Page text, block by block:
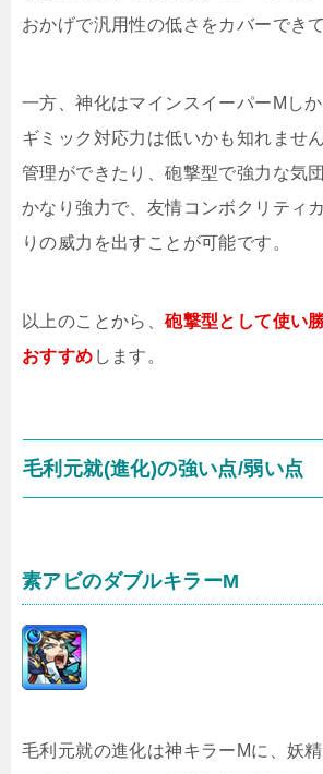
おかげで汎用性の低さをカバーでき
一方、神化はマインスイーパーMし
ギミック対応力は低いかも知れませ
管理ができたり、砲撃型で強力な気
かなり強力で、友情コンボクリティ
りの威力を出すことが可能です。
以上のことから、砲撃型として使い
おすすめ します。
毛利元就(進化)の強い点/弱い点
素アビのダブルキラーM
毛利元就の進化は神キラーMに、妖